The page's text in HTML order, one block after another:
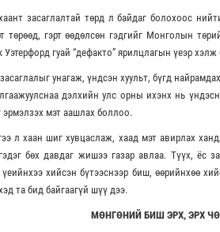
засаглалтай төрд л байдаг болохоос
төрөөд, гэрт өөдөлсөн гэдгийг Монголын
гуай “дефакто” ярилцлагын үеэр хэлж
унагаж, үндсэн хуульт, бүгд
дэлхийн улс орны ихэнх нь
эрмэлзэх мэт аашлах боллоо.
л хаан шиг хувцаслаж, хаад мэт авирлах
бөх давдаг жишээ газар авлаа. Түүх, ёс
үеийнхээ хийсэн бүтээснээр биш, өөрийнхөө
та бид байгаагүй шүү дээ.
МӨНГӨНИЙ БИШ ЭРХ, ЭРХ